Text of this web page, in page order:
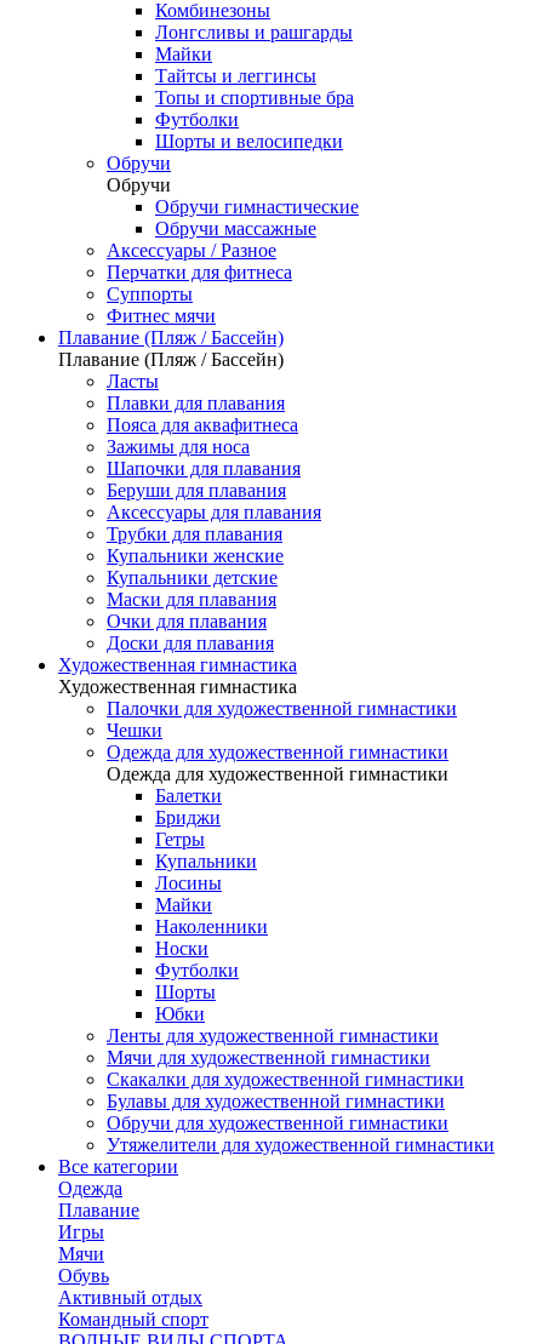
Комбинезоны
Лонгсливы и рашгарды
Майки
Тайтсы и леггинсы
Топы и спортивные бра
Футболки
Шорты и велосипедки
Обручи
Обручи
Обручи гимнастические
Обручи массажные
Аксессуары / Разное
Перчатки для фитнеса
Суппорты
Фитнес мячи
Плавание (Пляж / Бассейн)
Плавание (Пляж / Бассейн)
Ласты
Плавки для плавания
Пояса для аквафитнеса
Зажимы для носа
Шапочки для плавания
Беруши для плавания
Аксессуары для плавания
Трубки для плавания
Купальники женские
Купальники детские
Маски для плавания
Очки для плавания
Доски для плавания
Художественная гимнастика
Художественная гимнастика
Палочки для художественной гимнастики
Чешки
Одежда для художественной гимнастики
Одежда для художественной гимнастики
Балетки
Бриджи
Гетры
Купальники
Лосины
Майки
Наколенники
Носки
Футболки
Шорты
Юбки
Ленты для художественной гимнастики
Мячи для художественной гимнастики
Скакалки для художественной гимнастики
Булавы для художественной гимнастики
Обручи для художественной гимнастики
Утяжелители для художественной гимнастики
Все категории
Одежда
Плавание
Игры
Мячи
Обувь
Активный отдых
Командный спорт